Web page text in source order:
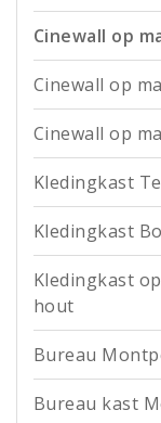
Cinewall op
Cinewall op
Cinewall op
Kledingkast
Kledingkast
Kledingkast
hout
Bureau
Bureau kast